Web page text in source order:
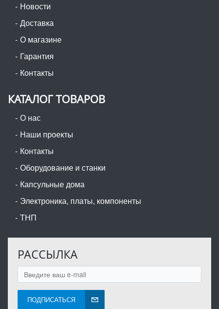
Новости
Доставка
О магазине
Гарантия
Контакты
КАТАЛОГ ТОВАРОВ
О нас
Наши проекты
Контакты
Оборудование и станки
Капсульные дома
Электроника, платы, компоненты
ТНП
РАССЫЛКА
ПОДПИСАТЬСЯ